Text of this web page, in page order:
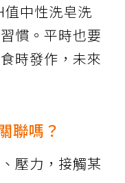
中性洗皂洗
慣。平時也要
時發作，未來
聯嗎？
壓力，接觸某